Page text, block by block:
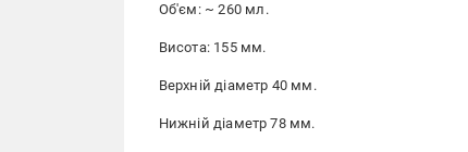
Об'єм: ~ 260 мл.
Висота: 155 мм.
Верхній діаметр 40 мм.
Нижній діаметр 78 мм.